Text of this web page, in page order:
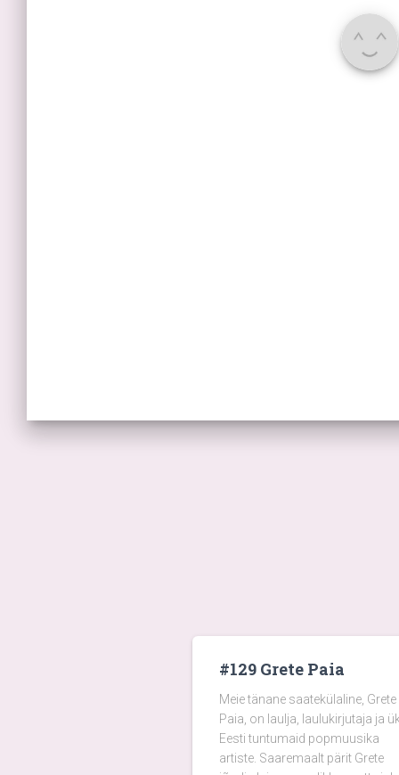
#129 Grete Paia
Meie tänane saatekülaline, Grete
Paia, on laulja, laulukirjutaja ja
Eesti tuntumaid popmuusika
artiste. Saaremaalt pärit Grete